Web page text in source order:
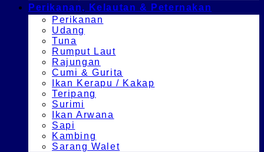
Perikanan, Kelautan & Peternakan
Perikanan
Udang
Tuna
Rumput Laut
Rajungan
Cumi & Gurita
Ikan Kerapu / Kakap
Teripang
Surimi
Ikan Arwana
Sapi
Kambing
Sarang Walet